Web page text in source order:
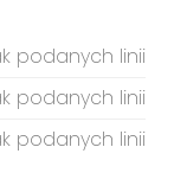
podanych linii
podanych linii
podanych linii